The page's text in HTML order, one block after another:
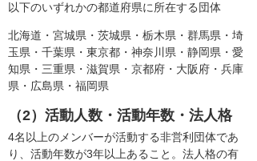
以下のいずれかの都道府県に所在する団体
北海道・宮城県・茨城県・栃木県・群馬県・埼
玉県・千葉県・東京都・神奈川県・静岡県・愛
知県・三重県・滋賀県・京都府・大阪府・兵庫
県・広島県・福岡県
（2）活動人数・活動年数・法人格
4名以上のメンバーが活動する非営利団体であ
り、活動年数が3年以上あること。法人格の有